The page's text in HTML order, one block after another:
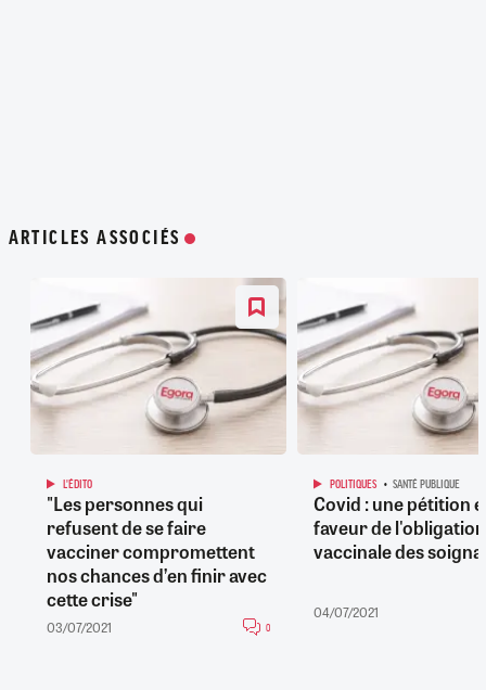
ARTICLES ASSOCIÉS
L'ÉDITO
"Les personnes qui
refusent de se faire
vacciner compromettent
nos chances d’en finir avec
cette crise"
03/07/2021 0
POLITIQUES SANTÉ PUBLIQUE
Covid : une pétition
faveur de l'obligation
vaccinale des
04/07/2021